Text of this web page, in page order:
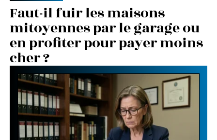
Faut-il fuir les maisons
mitoyennes par le garage ou
en profiter pour payer moins
cher ?